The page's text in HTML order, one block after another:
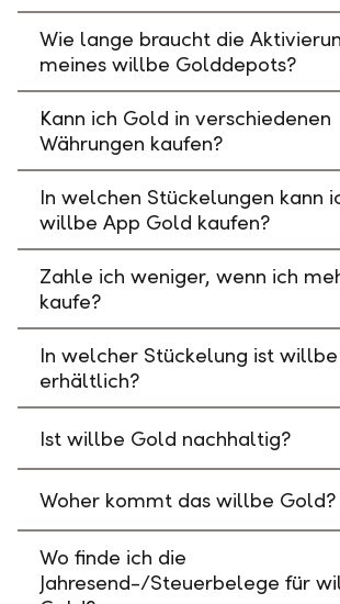
Wie lange braucht die
meines willbe Golddepots?
Kann ich Gold in verschiedenen
Währungen kaufen?
In welchen Stückelungen kann
willbe App Gold kaufen?
Zahle ich weniger, wenn ich
kaufe?
In welcher Stückelung ist
erhältlich?
Ist willbe Gold nachhaltig?
Woher kommt das willbe Gold?
Wo finde ich die
Jahresend-/Steuerbelege für